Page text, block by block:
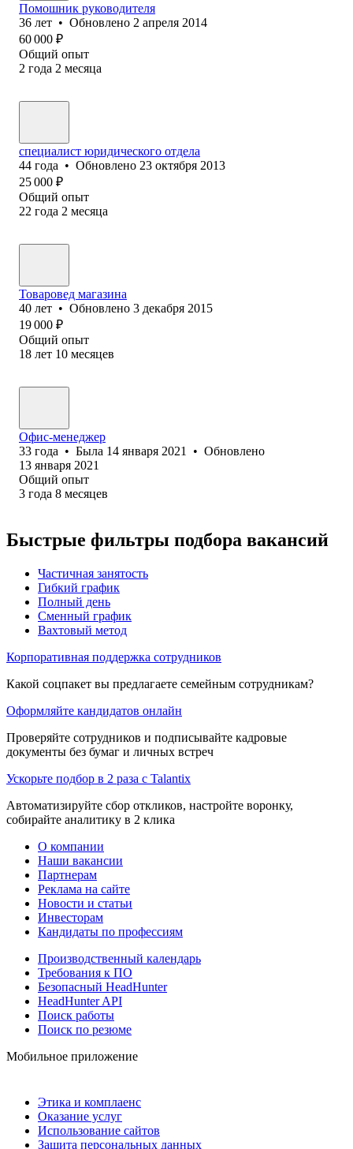
Помошник руководителя
36 лет • Обновлено 2 апреля 2014
60 000 ₽
Общий опыт
2 года 2 месяца
специалист юридического отдела
44 года • Обновлено 23 октября 2013
25 000 ₽
Общий опыт
22 года 2 месяца
Товаровед магазина
40 лет • Обновлено 3 декабря 2015
19 000 ₽
Общий опыт
18 лет 10 месяцев
Офис-менеджер
33 года • Была 14 января 2021 • Обновлено
13 января 2021
Общий опыт
3 года 8 месяцев
Быстрые фильтры подбора вакансий
Частичная занятость
Гибкий график
Полный день
Сменный график
Вахтовый метод
Корпоративная поддержка сотрудников
Какой соцпакет вы предлагаете семейным сотрудникам?
Оформляйте кандидатов онлайн
Проверяйте сотрудников и подписывайте кадровые
документы без бумаг и личных встреч
Ускорьте подбор в 2 раза с Talantix
Автоматизируйте сбор откликов, настройте воронку,
собирайте аналитику в 2 клика
О компании
Наши вакансии
Партнерам
Реклама на сайте
Новости и статьи
Инвесторам
Кандидаты по профессиям
Производственный календарь
Требования к ПО
Безопасный HeadHunter
HeadHunter API
Поиск работы
Поиск по резюме
Мобильное приложение
Этика и комплаенс
Оказание услуг
Использование сайтов
Защита персональных данных